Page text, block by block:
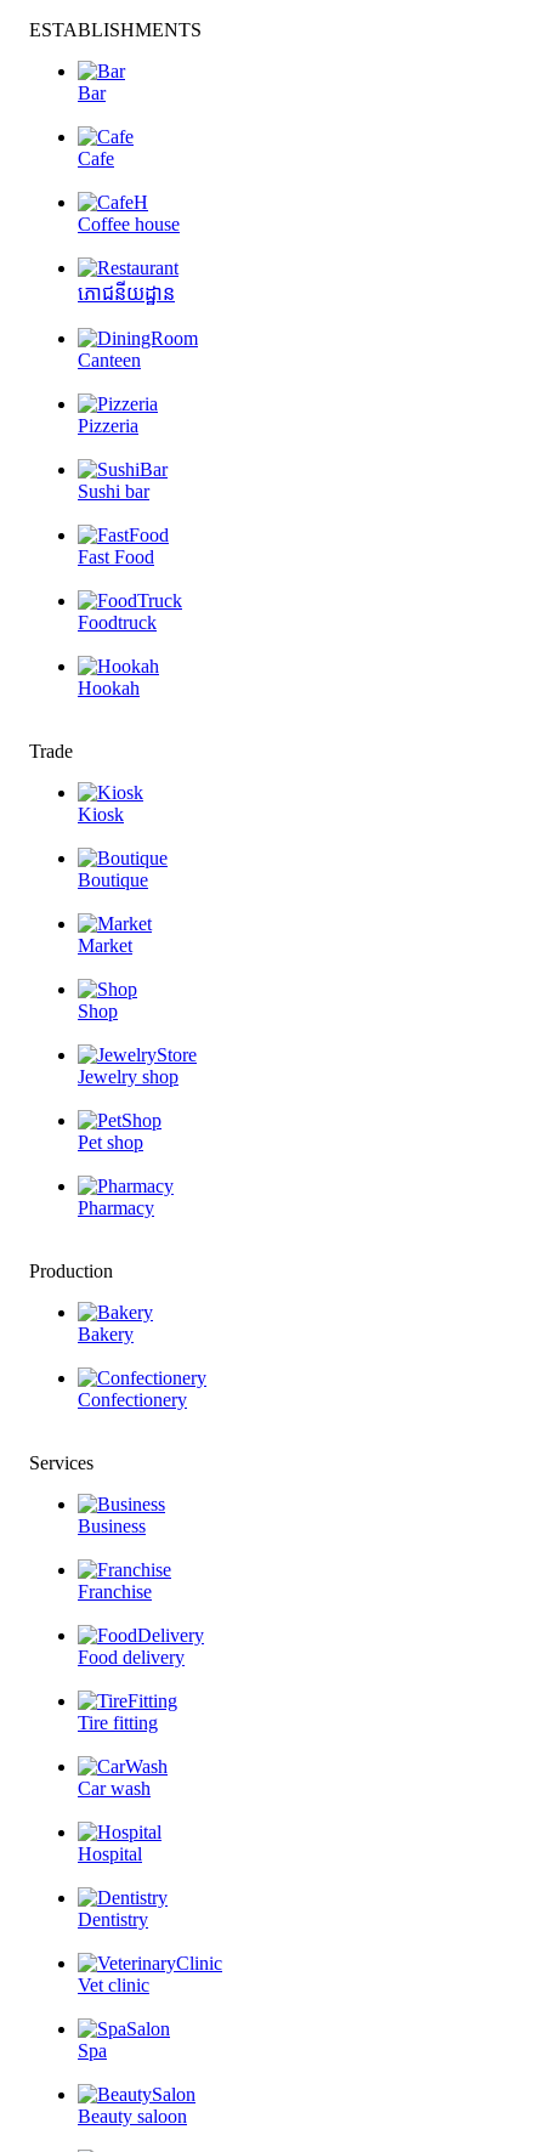
ESTABLISHMENTS
Bar
Cafe
Coffee house
ភោជនីយដ្ឋាន
Canteen
Pizzeria
Sushi bar
Fast Food
Foodtruck
Hookah
Trade
Kiosk
Boutique
Market
Shop
Jewelry shop
Pet shop
Pharmacy
Production
Bakery
Confectionery
Services
Business
Franchise
Food delivery
Tire fitting
Car wash
Hospital
Dentistry
Vet clinic
Spa
Beauty saloon